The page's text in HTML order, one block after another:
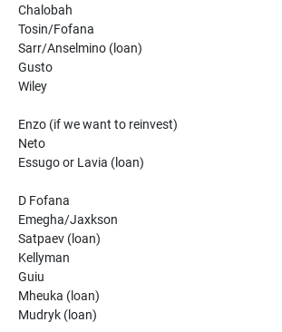
Chalobah
Tosin/Fofana
Sarr/Anselmino (loan)
Gusto
Wiley
Enzo (if we want to reinvest)
Neto
Essugo or Lavia (loan)
D Fofana
Emegha/Jaxkson
Satpaev (loan)
Kellyman
Guiu
Mheuka (loan)
Mudryk (loan)